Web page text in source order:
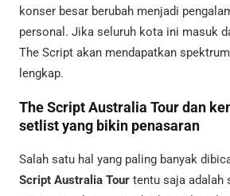
konser besar berubah menjadi
personal. Jika seluruh kota ini masuk
The Script akan mendapatkan
lengkap.
The Script Australia Tour dan
setlist yang bikin penasaran
Salah satu hal yang paling banyak
Script Australia Tour tentu saja adalah